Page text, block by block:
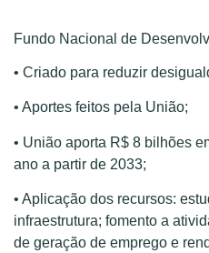
Fundo Nacional de
• Criado para reduzir
• Aportes feitos pela União;
• União aporta R$ 8 bilhões
ano a partir de 2033;
• Aplicação dos recursos:
infraestrutura; fomento a
de geração de emprego e